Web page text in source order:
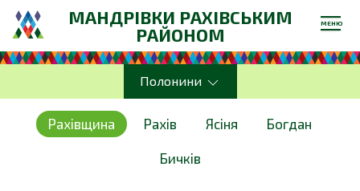
МАНДРІВКИ РАХІВСЬКИМ
РАЙОНОМ
МЕНЮ
Полонини
Рахівщина Рахів Ясіня Богдан
Бичків